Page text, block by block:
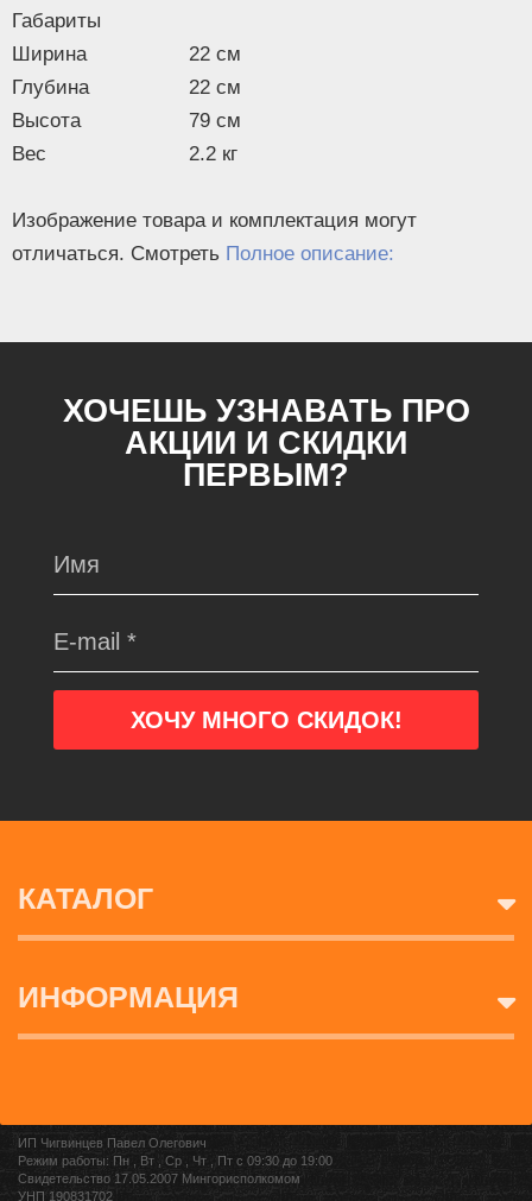
Габариты
Ширина
22 см
Глубина
22 см
Высота
79 см
Вес
2.2 кг
Изображение товара и комплектация могут
отличаться. Смотреть Полное описание:
ХОЧЕШЬ УЗНАВАТЬ ПРО
АКЦИИ И СКИДКИ
ПЕРВЫМ?
КАТАЛОГ
ИНФОРМАЦИЯ
ИП Чигвинцев Павел Олегович
Режим работы: Пн , Вт , Ср , Чт , Пт c 09:30 до 19:00
Свидетельство 17.05.2007 Мингорисполкомом
УНП 190831702